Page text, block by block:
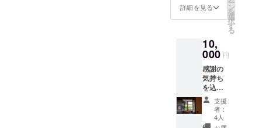
記載頂
ロから
ださ
い。 ＊
欄」に
どのよ
うにご
利用さ
れたい
か（○○
頂きま
す） リ
祝い植
物に広
告欄を
作って
お名前
や会社
名、
サービ
ス内容
などを
詳細を見る ー
ン
を
選
択
す
る
10,
000 円
感謝の
気持ち
を込め
たメッ
セージ
とヨリ
ドコロ1
支援
者：
4人